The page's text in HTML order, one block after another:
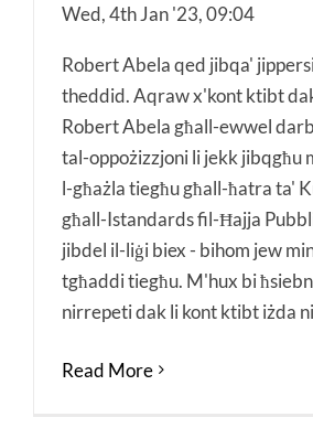
Wed, 4th Jan '23, 09:04
Robert Abela qed jibqa'
theddid. Aqraw x'kont ktibt
Robert Abela għall-ewwel
tal-oppożizzjoni li jekk jibqgħu
l-għażla tiegħu għall-ħatra ta'
għall-Istandards fil-Ħajja
jibdel il-liġi biex - bihom jew
tgħaddi tiegħu. M'hux bi
nirrepeti dak li kont ktibt iżda
Read More